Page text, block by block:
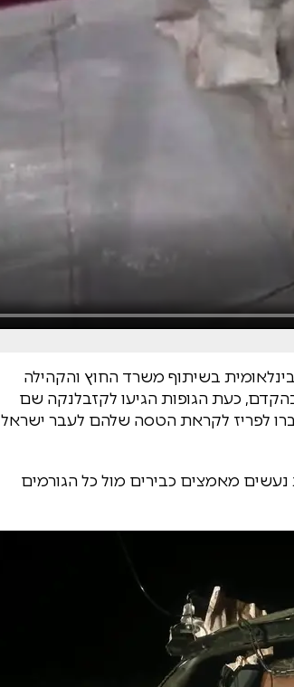
בשיתוף משרד החוץ והקהילה
כעת הגופות הגיעו לקזבלנקה שם
לפריז לקראת הטסה שלהם לעבר ישראל
נעשים מאמצים כבירים מול כל הגורמים